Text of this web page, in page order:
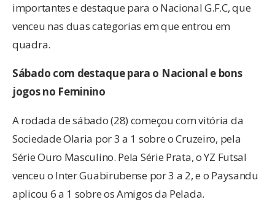
importantes e destaque para o Nacional G.F.C, que
venceu nas duas categorias em que entrou em
quadra.
Sábado com destaque para o Nacional e bons
jogos no Feminino
A rodada de sábado (28) começou com vitória da
Sociedade Olaria por 3 a 1 sobre o Cruzeiro, pela
Série Ouro Masculino. Pela Série Prata, o YZ Futsal
venceu o Inter Guabirubense por 3 a 2, e o Paysandu
aplicou 6 a 1 sobre os Amigos da Pelada.